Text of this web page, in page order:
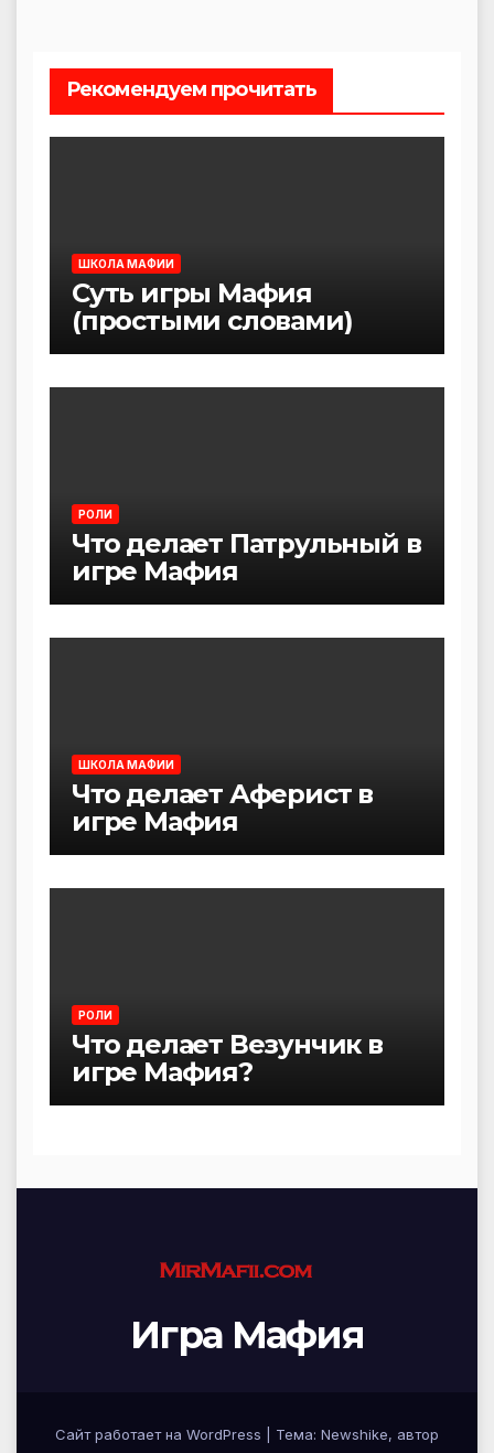
Рекомендуем прочитать
ШКОЛА МАФИИ
Суть игры Мафия
(простыми словами)
РОЛИ
Что делает Патрульный в
игре Мафия
ШКОЛА МАФИИ
Что делает Аферист в
игре Мафия
РОЛИ
Что делает Везунчик в
игре Мафия?
Игра Мафия
Сайт работает на WordPress Тема: Newshike, автор